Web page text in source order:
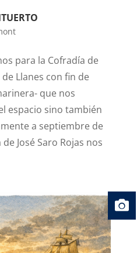
para la Cofradía de
Llanes con fin de
que nos
espacio sino también
a septiembre de
José Saro Rojas nos